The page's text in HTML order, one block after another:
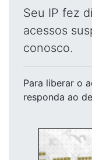
Seu IP fez
acessos
conosco.
Para liberar o
responda ao